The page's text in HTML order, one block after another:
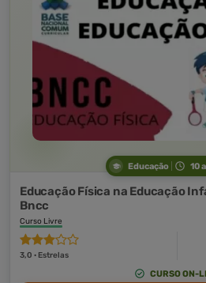
Educação 10
Educação Física na Educação
Bncc
Curso Livre
3,0 · Estrelas
CURSO ON-